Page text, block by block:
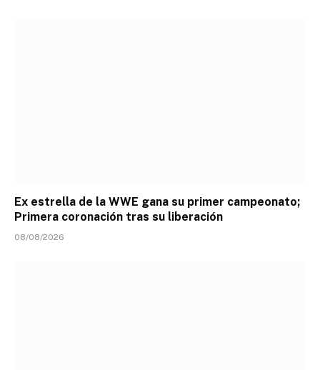
Ex estrella de la WWE gana su primer campeonato;
Primera coronación tras su liberación
08/08/2026